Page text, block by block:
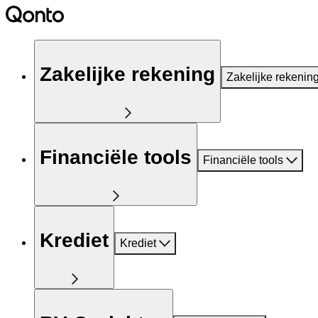
Zakelijke rekening Zakelijke
Financiële tools Financiële tools
Krediet Krediet